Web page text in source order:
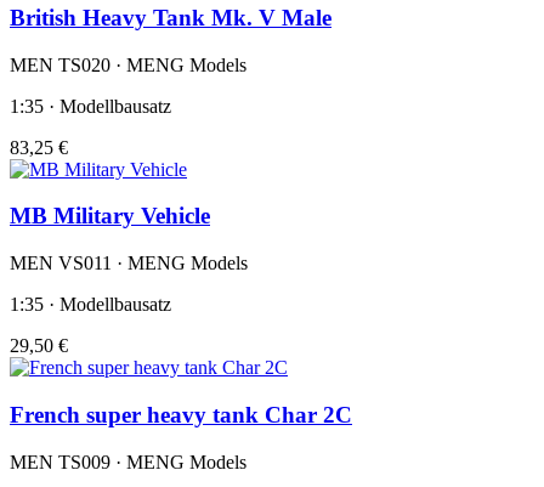
British Heavy Tank Mk. V Male
MEN TS020 · MENG Models
1:35 · Modellbausatz
83,25 €
MB Military Vehicle
MEN VS011 · MENG Models
1:35 · Modellbausatz
29,50 €
French super heavy tank Char 2C
MEN TS009 · MENG Models